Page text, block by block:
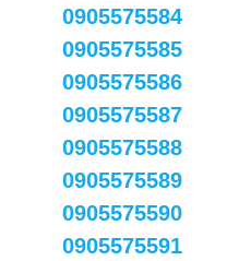
0905575584
0905575585
0905575586
0905575587
0905575588
0905575589
0905575590
0905575591